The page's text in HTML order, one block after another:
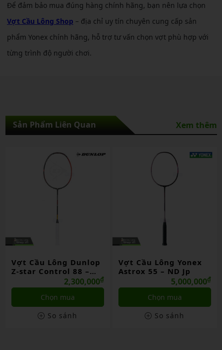
Để đảm bảo mua đúng hàng chính hãng, bạn nên lựa chọn
Vợt Cầu Lông Shop – địa chỉ uy tín chuyên cung cấp sản
phẩm Yonex chính hãng, hỗ trợ tư vấn chọn vợt phù hợp với
từng trình độ người chơi.
Sản Phẩm Liên Quan Xem thêm
Vợt Cầu Lông Dunlop
Z-star Control 88 –
2,300,000₫
Chọn mua
So sánh
Vợt Cầu Lông Yonex
Astrox 55 – ND Jp
5,000,000₫
Chọn mua
So sánh